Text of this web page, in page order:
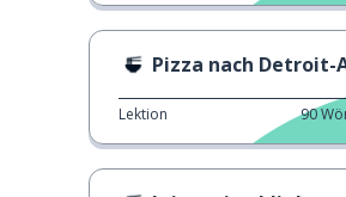
Pizza nach Detroit-
Lektion 90